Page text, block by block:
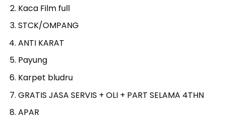
Kaca Film full
STCK/OMPANG
ANTI KARAT
Payung
Karpet bludru
GRATIS JASA SERVIS + OLI + PART SELAMA 4THN
APAR